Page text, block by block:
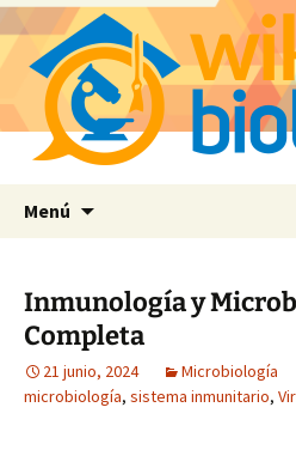
Menú
Inmunología y
Completa
21 junio, 2024 Microbiología
microbiología, sistema inmunitario,